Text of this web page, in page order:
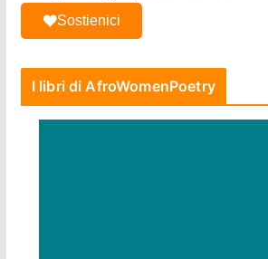
Sostienici
I libri di AfroWomenPoetry